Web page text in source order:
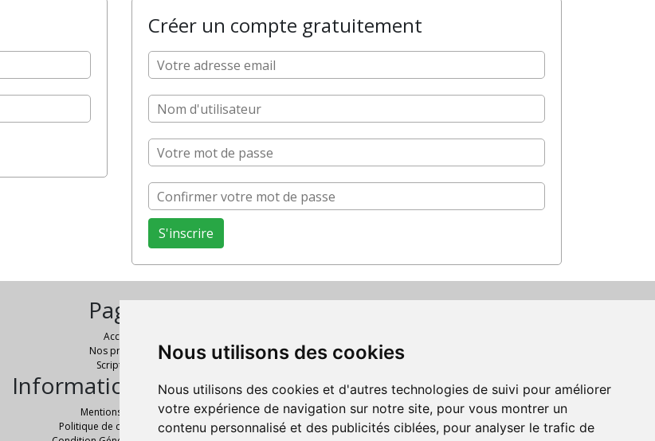
Nous utilisons des cookies
Nous utilisons des cookies et d'autres technologies de suivi pour améliorer
votre expérience de navigation sur notre site, pour vous montrer un
contenu personnalisé et des publicités ciblées, pour analyser le trafic de
Créer un compte gratuitement
Pages
Accueil
Nos produits
Script PHP
Informations légales
Mentions Légales
Politique de confidentialité
Suivez-nous
Nous acceptons les moyens
de paiement